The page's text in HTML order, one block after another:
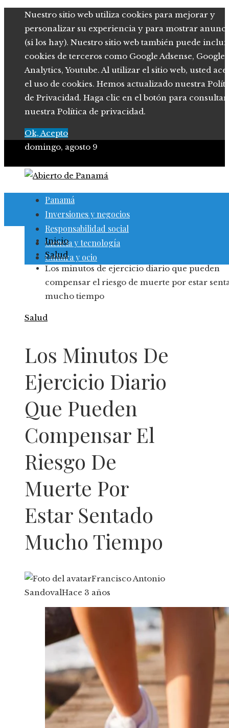
Nuestro sitio web utiliza cookies para mejorar y
personalizar su experiencia y para mostrar
(si los hay). Nuestro sitio web también puede
cookies de terceros como Google Adsense, Google
Analytics, Youtube. Al utilizar el sitio web, usted
el uso de cookies. Hemos actualizado nuestra
de Privacidad. Haga clic en el botón para consultar
nuestra Política de privacidad.
Ok, Acepto
domingo, agosto 9
Panamá
Inversiones y negocios
Responsabilidad social
Ciencia y tecnología
Cultura y ocio
Inicio
Salud
Los minutos de ejercicio diario que pueden
compensar el riesgo de muerte por estar
mucho tiempo
Salud
Los Minutos De
Ejercicio Diario
Que Pueden
Compensar El
Riesgo De
Muerte Por
Estar Sentado
Mucho Tiempo
Francisco Antonio
SandovalHace 3 años